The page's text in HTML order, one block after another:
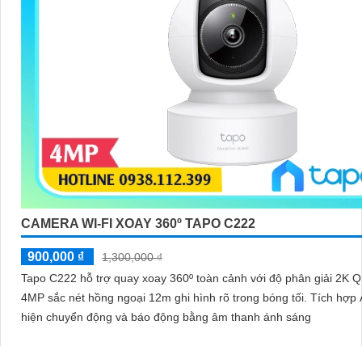
CAMERA WI-FI XOAY 360º TAPO C222
900,000 ₫
1,300,000 ₫
Tapo C222 hỗ trợ quay xoay 360º toàn cảnh với độ phân giải 2K
4MP sắc nét hồng ngoại 12m ghi hình rõ trong bóng tối. Tích hợp AI phát
hiện chuyển động và báo động bằng âm thanh ánh sáng